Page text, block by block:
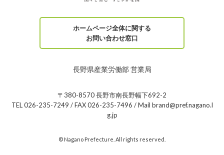
ホームページ全体に関する
お問い合わせ窓口
長野県産業労働部 営業局
〒380-8570 長野市南長野幅下692-2
TEL 026-235-7249 / FAX 026-235-7496 / Mail brand@pref.nagano.l
g.jp
© Nagano Prefecture. All rights reserved.